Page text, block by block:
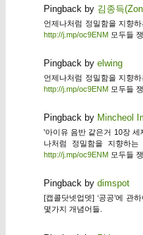
Pingback by 김종득
언제나처럼 정밀함을 지향하
http://j.mp/oc9ENM모두들
Pingback by elwing
언제나처럼 정밀함을 지향하
http://j.mp/oc9ENM모두들
Pingback by Mincheol
'아이유 음반 같은거 10장
나처럼 정밀함을 지향하는
http://j.mp/oc9ENM모두들
Pingback by dimspot
[캡콜닷넷업뎃] ‘공공’에 관하
몇가지 개념어들.